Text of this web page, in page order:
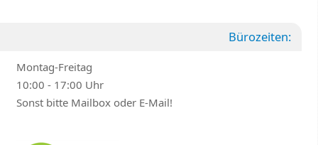
Bürozeiten:
Montag-Freitag
10:00 - 17:00 Uhr
Sonst bitte Mailbox oder E-Mail!